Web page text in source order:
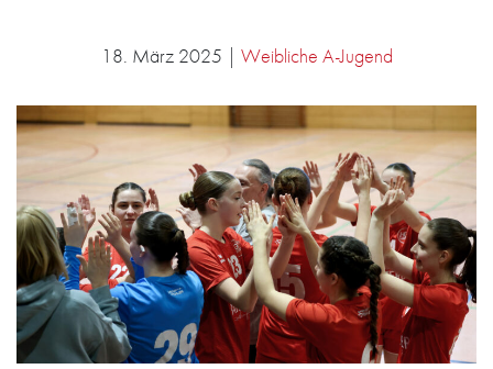
18. März 2025 | Weibliche A-Jugend